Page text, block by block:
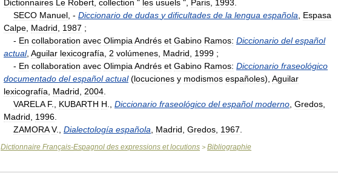
Dictionnaires Le Robert collection " les usuels ", Paris 1993
SECO Manuel , - Diccionario de dudas y dificultades de la lengua española
Espasa
Calpe Madrid 1987 ;
- En collaboration avec Olimpia Andrés et Gabino Ramos: Diccionario del español
actual, Aguilar lexicografía 2 volúmenes Madrid 1999 ;
- En collaboration avec Olimpia Andrés et Gabino Ramos: Diccionario fraseológico
documentado del español actual(locuciones y modismos españoles), Aguilar
lexicografía
Madrid 2004
VARELA F., KUBARTH H Diccionario fraseológico del español moderno Gredos
Madrid
1996
ZAMORA V., Dialectología española Madrid Gredos 1967
Dictionnaire Français-Espagnol des expressions et locutions > Bibliographie